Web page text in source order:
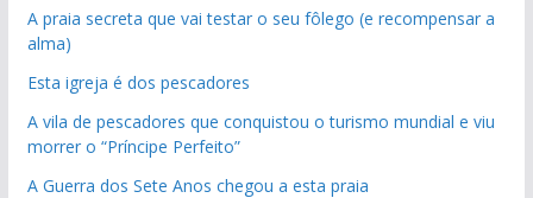
A praia secreta que vai testar o seu fôlego (e recompensar a
alma)
Esta igreja é dos pescadores
A vila de pescadores que conquistou o turismo mundial e viu
morrer o “Príncipe Perfeito”
A Guerra dos Sete Anos chegou a esta praia